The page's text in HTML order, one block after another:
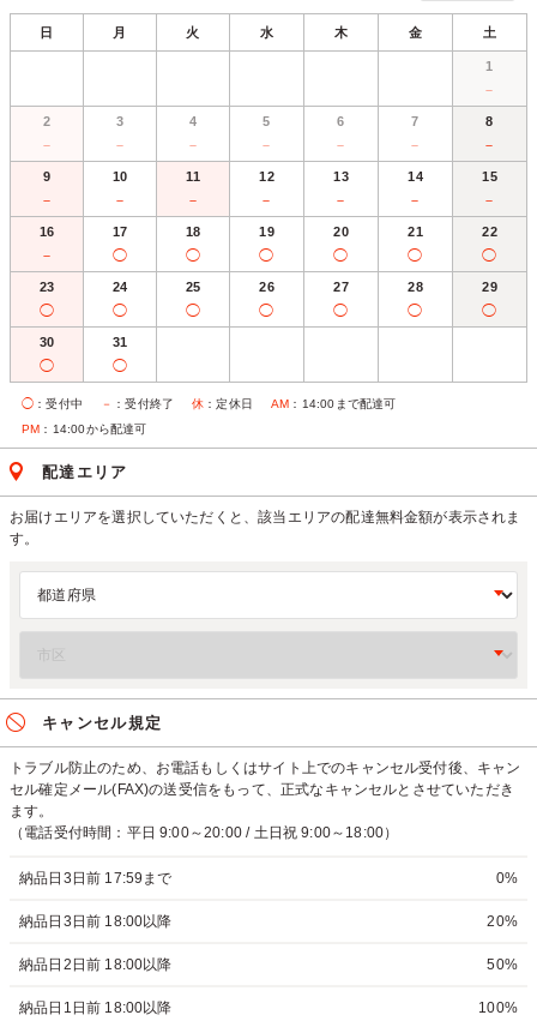
日 月 火 水 木 金 土
1
－
2
－
3
－
4
－
5
－
6
－
7
－
8
－
9
－
10
－
11
－
12
－
13
－
14
－
15
－
16
－
17
◯
18
◯
19
◯
20
◯
21
◯
22
◯
23
◯
24
◯
25
◯
26
◯
27
◯
28
◯
29
◯
30
◯
31
◯
◯ ：受付中 － ：受付終了 休 ：定休日 AM ：14:00まで配達可
PM ：14:00から配達可
配達エリア
お届けエリアを選択していただくと、該当エリアの配達無料金額が表示されま
す。
キャンセル規定
トラブル防止のため、お電話もしくはサイト上でのキャンセル受付後、キャン
セル確定メール(FAX)の送受信をもって、正式なキャンセルとさせていただき
ます。
（電話受付時間：平日 9:00～20:00 / 土日祝 9:00～18:00）
納品日3日前 17:59まで 0%
納品日3日前 18:00以降 20%
納品日2日前 18:00以降 50%
納品日1日前 18:00以降 100%